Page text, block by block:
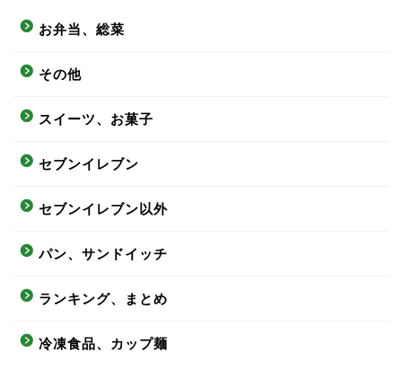
お弁当、総菜
その他
スイーツ、お菓子
セブンイレブン
セブンイレブン以外
パン、サンドイッチ
ランキング、まとめ
冷凍食品、カップ麺